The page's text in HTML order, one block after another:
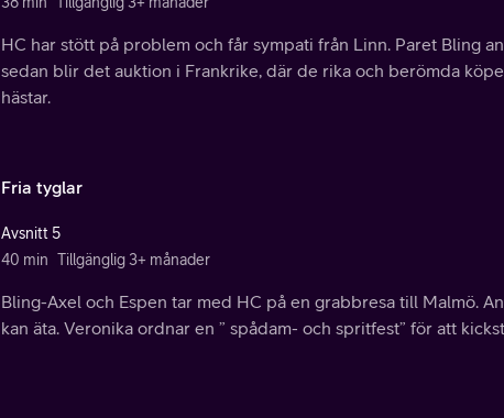
HC har stött på problem och får sympati från Linn. Paret Bling
sedan blir det auktion i Frankrike, där de rika och berömda
hästar.
Fria tyglar
Avsnitt 5
40 min Tillgänglig 3+ månader
Bling-Axel och Espen tar med HC på en grabbresa till Malmö.
kan äta. Veronika ordnar en ” spådam- och spritfest” för att